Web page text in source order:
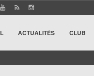
ACTUALITÉS CLUB